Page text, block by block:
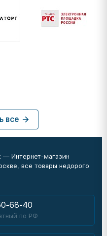
все
Интернет-магазин
все товары недорого
68-40
по РФ